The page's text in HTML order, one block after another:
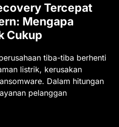
Tercepat
Mengapa
Cukup
tiba-tiba berhenti
listrik, kerusakan
Dalam hitungan
pelanggan